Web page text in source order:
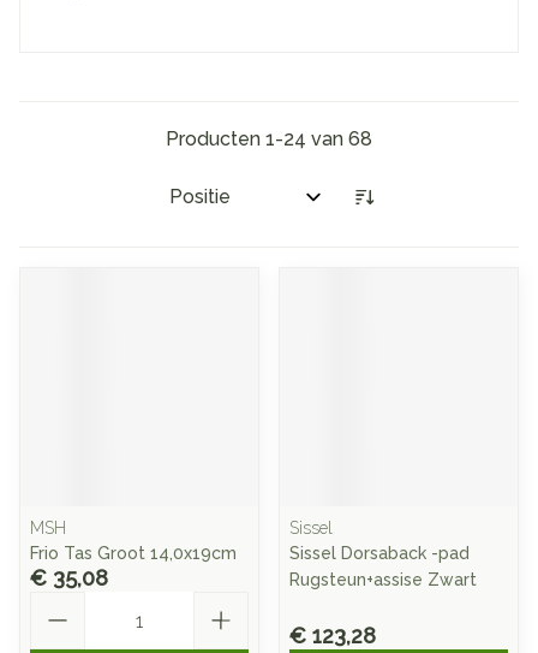
Producten 1-24 van 68
Sorteer op:
MSH
Frio Tas Groot 14,0x19cm
€ 35,08
Sissel
Sissel Dorsaback -pad
Rugsteun+assise Zwart
€ 123,28